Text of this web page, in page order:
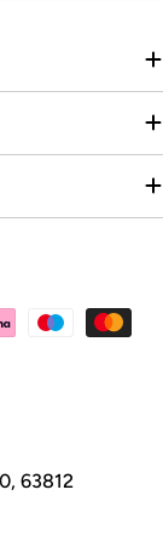
63812